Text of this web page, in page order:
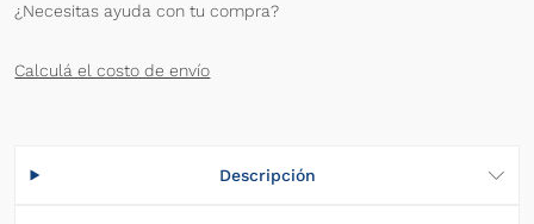
¿Necesitas ayuda con tu compra?
Calculá el costo de envío
Descripción